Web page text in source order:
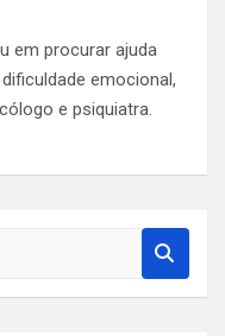
em procurar ajuda
emocional,
e psiquiatra.